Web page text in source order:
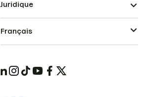
Juridique
Français